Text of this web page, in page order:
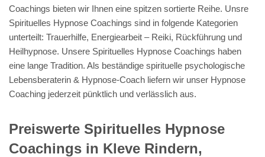
Coachings bieten wir Ihnen eine spitzen sortierte Reihe. Unsre
Spirituelles Hypnose Coachings sind in folgende Kategorien
unterteilt: Trauerhilfe, Energiearbeit – Reiki, Rückführung und
Heilhypnose. Unsere Spirituelles Hypnose Coachings haben
eine lange Tradition. Als beständige spirituelle psychologische
Lebensberaterin & Hypnose-Coach liefern wir unser Hypnose
Coaching jederzeit pünktlich und verlässlich aus.
Preiswerte Spirituelles Hypnose
Coachings in Kleve Rindern,